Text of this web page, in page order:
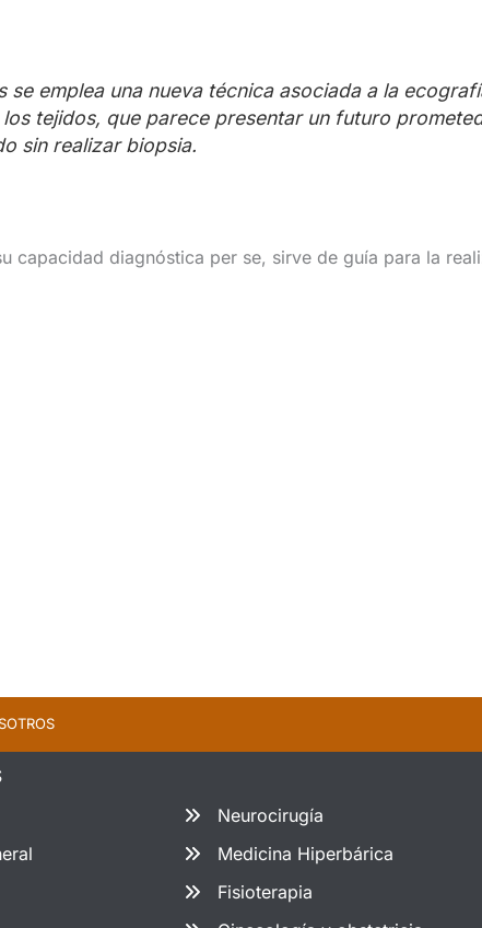
se emplea una nueva técnica asociada a la
tejidos, que parece presentar un futuro
sin realizar biopsia.
capacidad diagnóstica per se, sirve de guía para la
Neurocirugía
Medicina Hiperbárica
Fisioterapia